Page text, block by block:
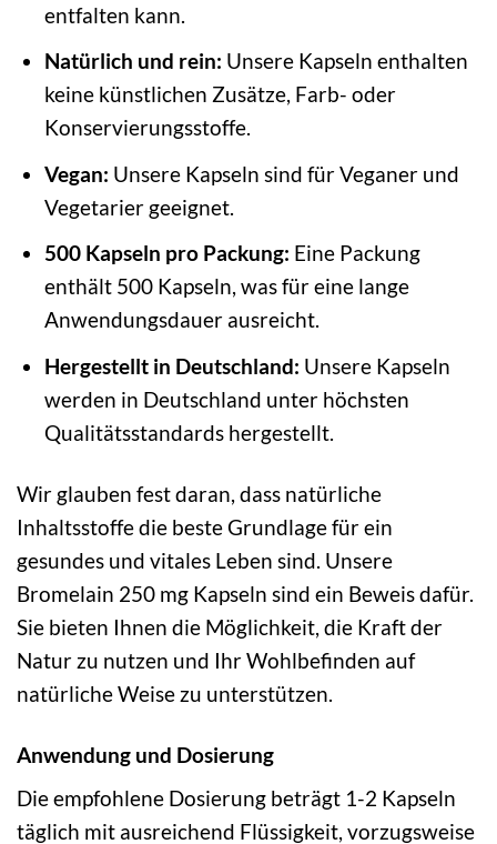
entfalten kann.
Natürlich und rein: Unsere Kapseln enthalten
keine künstlichen Zusätze, Farb- oder
Konservierungsstoffe.
Vegan: Unsere Kapseln sind für Veganer und
Vegetarier geeignet.
500 Kapseln pro Packung: Eine Packung
enthält 500 Kapseln, was für eine lange
Anwendungsdauer ausreicht.
Hergestellt in Deutschland: Unsere Kapseln
werden in Deutschland unter höchsten
Qualitätsstandards hergestellt.
Wir glauben fest daran, dass natürliche
Inhaltsstoffe die beste Grundlage für ein
gesundes und vitales Leben sind. Unsere
Bromelain 250 mg Kapseln sind ein Beweis dafür.
Sie bieten Ihnen die Möglichkeit, die Kraft der
Natur zu nutzen und Ihr Wohlbefinden auf
natürliche Weise zu unterstützen.
Anwendung und Dosierung
Die empfohlene Dosierung beträgt 1-2 Kapseln
täglich mit ausreichend Flüssigkeit, vorzugsweise